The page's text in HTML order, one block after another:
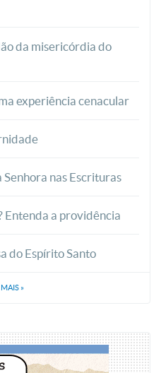
da misericórdia do
experiência cenacular
nas Escrituras
Entenda a providência
do Espírito Santo
MAIS »